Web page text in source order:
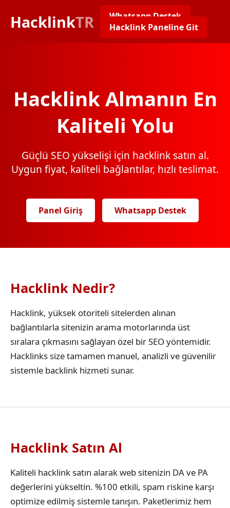
HacklinkTR
Whatsapp Destek
Hacklink Paneline Git
Hacklink Almanın En
Kaliteli Yolu
Güçlü SEO yükselişi için hacklink satın al.
Uygun fiyat, kaliteli bağlantılar, hızlı teslimat.
Panel Giriş Whatsapp Destek
Hacklink Nedir?
Hacklink, yüksek otoriteli sitelerden alınan
bağlantılarla sitenizin arama motorlarında üst
sıralara çıkmasını sağlayan özel bir SEO yöntemidir.
Hacklinks size tamamen manuel, analizli ve güvenilir
sistemle backlink hizmeti sunar.
Hacklink Satın Al
Kaliteli hacklink satın alarak web sitenizin DA ve PA
değerlerini yükseltin. %100 etkili, spam riskine karşı
optimize edilmiş sistemle tanışın. Paketlerimiz hem